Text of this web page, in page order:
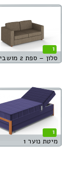
1
סלון – ספת 2 מושבים
1
מיטת נוער 1